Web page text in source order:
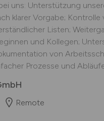
uns: Unterstützung
klarer Vorgabe;
Listen;
und Kollegen;
von
Prozesse und
Remote